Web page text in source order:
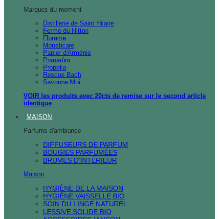
Marques du moment
Distillerie de Saint Hilaire
Ferme du Hitton
Florame
Mousticare
Papier d'Arménie
Pranarôm
Propolia
Rescue Bach
Savonne Moi
VOIR les produits avec 20cts de remise sur le second article
identique
MAISON
Parfums d'ambiance
DIFFUSEURS DE PARFUM
BOUGIES PARFUMÉES
BRUMES D'INTÉRIEUR
Maison
HYGIÈNE DE LA MAISON
HYGIÈNE VAISSELLE BIO
SOIN DU LINGE NATUREL
LESSIVE SOLIDE BIO